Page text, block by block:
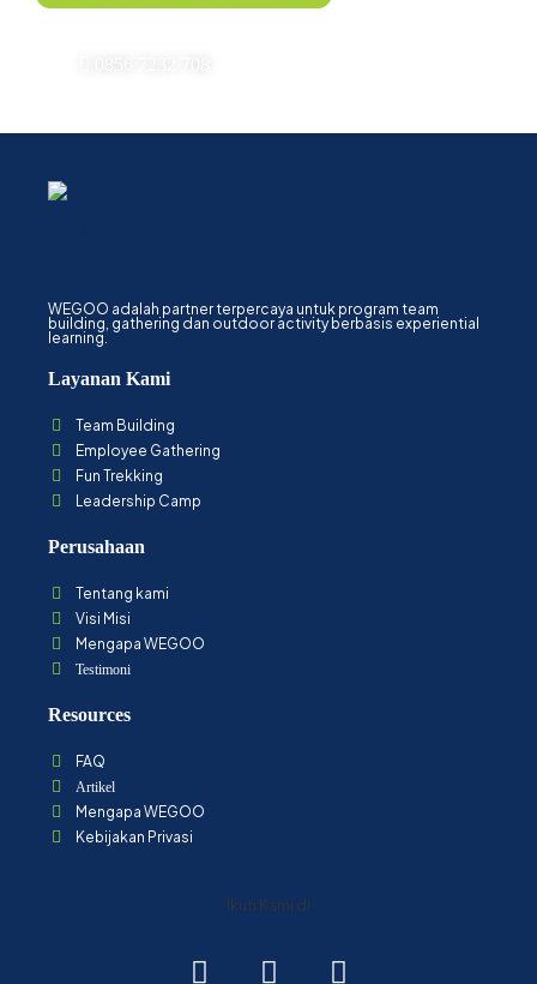
WEGOO adalah partner terpercaya untuk program team
building, gathering dan outdoor activity berbasis experiential
learning.
Layanan Kami
Team Building
Employee Gathering
Fun Trekking
Leadership Camp
Perusahaan
Tentang kami
Visi Misi
Mengapa WEGOO
Testimoni
Resources
FAQ
Artikel
Mengapa WEGOO
Kebijakan Privasi
Ikuti Kami di